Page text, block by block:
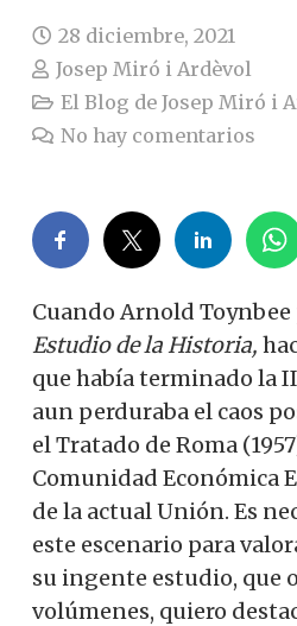
28 diciembre, 2021
Josep Miró i Ardèvol
El Blog de Josep Miró i
No hay comentarios
Cuando Arnold Toynbee
Estudio de la Historia,
que había terminado la
aun perduraba el caos
el Tratado de Roma
Comunidad Económica
de la actual Unión. Es
este escenario para
su ingente estudio, que
volúmenes, quiero